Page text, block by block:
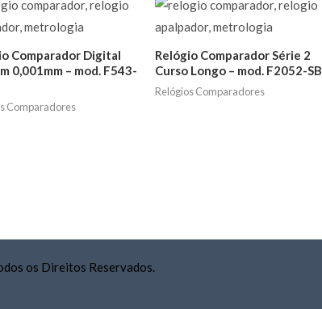
Comparador Digital
0,001mm – mod. F543-
Comparadores
Relógio Comparador Série 2
Curso Longo – mod. F2052-SB
Relógios Comparadores
os Direitos Reservados.